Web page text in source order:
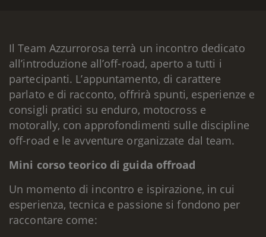
Il Team Azzurrorosa terrà un incontro dedicato
all’introduzione all’off-road, aperto a tutti i
partecipanti. L’appuntamento, di carattere
parlato e di racconto, offrirà spunti, esperienze e
consigli pratici su enduro, motocross e
motorally, con approfondimenti sulle discipline
off-road e le avventure organizzate dal team.
Mini corso teorico di guida offroad
Un momento di incontro e ispirazione, in cui
esperienza, tecnica e passione si fondono per
raccontare come: